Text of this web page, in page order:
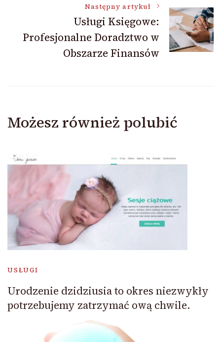
Następny artykuł
Usługi Księgowe:
Profesjonalne Doradztwo w
Obszarze Finansów
Możesz również polubić
USŁUGI
Urodzenie dzidziusia to okres niezwykły
potrzebujemy zatrzymać ową chwile.